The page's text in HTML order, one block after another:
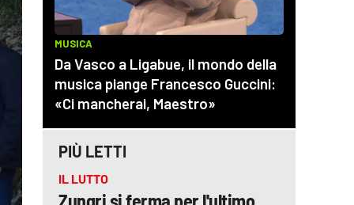
PIÙ LETTI
IL LUTTO